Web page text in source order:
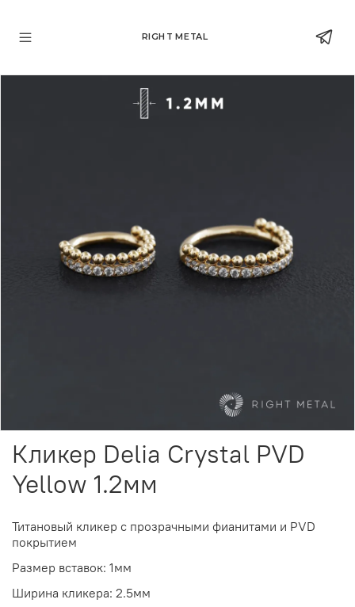
RIGHT METAL
Кликер Delia Crystal PVD
Yellow 1.2мм
Титановый кликер с прозрачными фианитами и PVD
покрытием
Размер вставок: 1мм
Ширина кликера: 2.5мм